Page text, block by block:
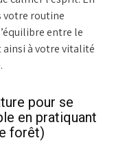
votre routine
entre le
à votre vitalité
pour se
en pratiquant
forêt)